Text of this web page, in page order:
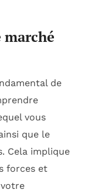
marché
de
vous
que le
Cela implique
forces et